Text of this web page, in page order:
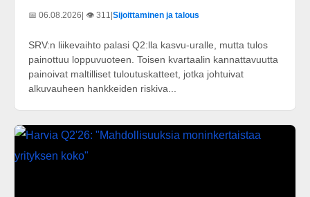
📅 06.08.2026| 👁️ 311 |Sijoittaminen ja talous
SRV:n liikevaihto palasi Q2:lla kasvu-uralle, mutta tulos
painottuu loppuvuoteen. Toisen kvartaalin kannattavuutta
painoivat maltilliset tuloutuskatteet, jotka johtuivat
alkuvauheen hankkeiden riskiva...